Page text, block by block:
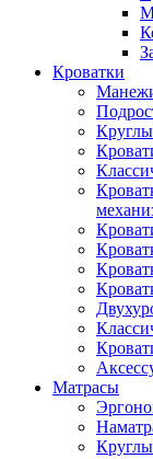
Кроватки
Матрасы